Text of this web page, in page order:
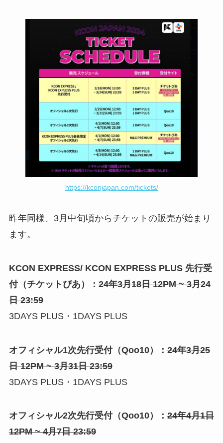
https://kconjapan.com/tickets/
昨年同様、3月中旬頃からチケットの販売が始まり
ます。
KCON EXPRESS/ KCON EXPRESS PLUS 先行受
付（チケットぴあ）： 24年3月18日 12PM ~ 3月24
日 23:59
3DAYS PLUS・1DAYS PLUS
オフィシャル1次先行受付（Qoo10）： 24年3月25
日 12PM ~ 3月31日 23:59
3DAYS PLUS・1DAYS PLUS
オフィシャル2次先行受付（Qoo10）： 24年4月1日
12PM ~ 4月7日 23:59